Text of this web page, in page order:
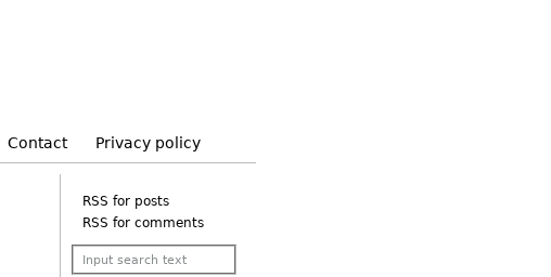
Privacy policy
Contact
RSS for posts
RSS for comments